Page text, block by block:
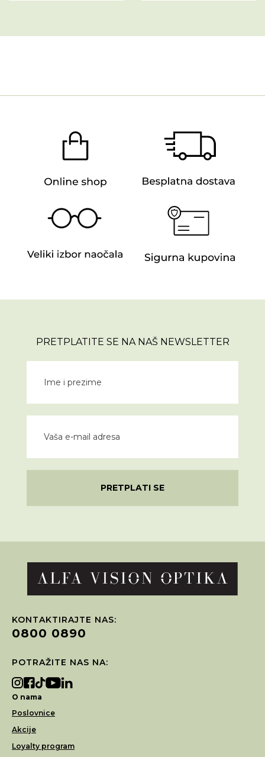
PRETPLATITE SE NA NAŠ NEWSLETTER
PRETPLATI SE
KONTAKTIRAJTE NAS:
0800 0890
POTRAŽITE NAS NA:
O nama
Poslovnice
Akcije
Loyalty program